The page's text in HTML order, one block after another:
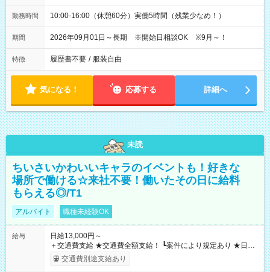
勤務時間 10:00-16:00（休憩60分）実働5時間（残業少なめ！）
期間 2026年09月01日～長期 ※開始日相談OK ※9月～！
特徴 履歴書不要 / 服装自由
気になる！ 応募する 詳細へ
未読
ちいさいかわいいキャラのイベントも！好きな
場所で働ける☆来社不要！働いたその日に給料
もらえる◎/T1
アルバイト 職種未経験OK
給与
日給13,000円～
＋交通費支給 ★交通費全額支給！ ┗案件により規定あり ★日払
いOK！（規定あり） ┗働いたその日に現金GET♪ お仕事後はコ
ンビニATMから 日払い分を引き落とせます！ 【試用期間】試
交通費別途支給あり